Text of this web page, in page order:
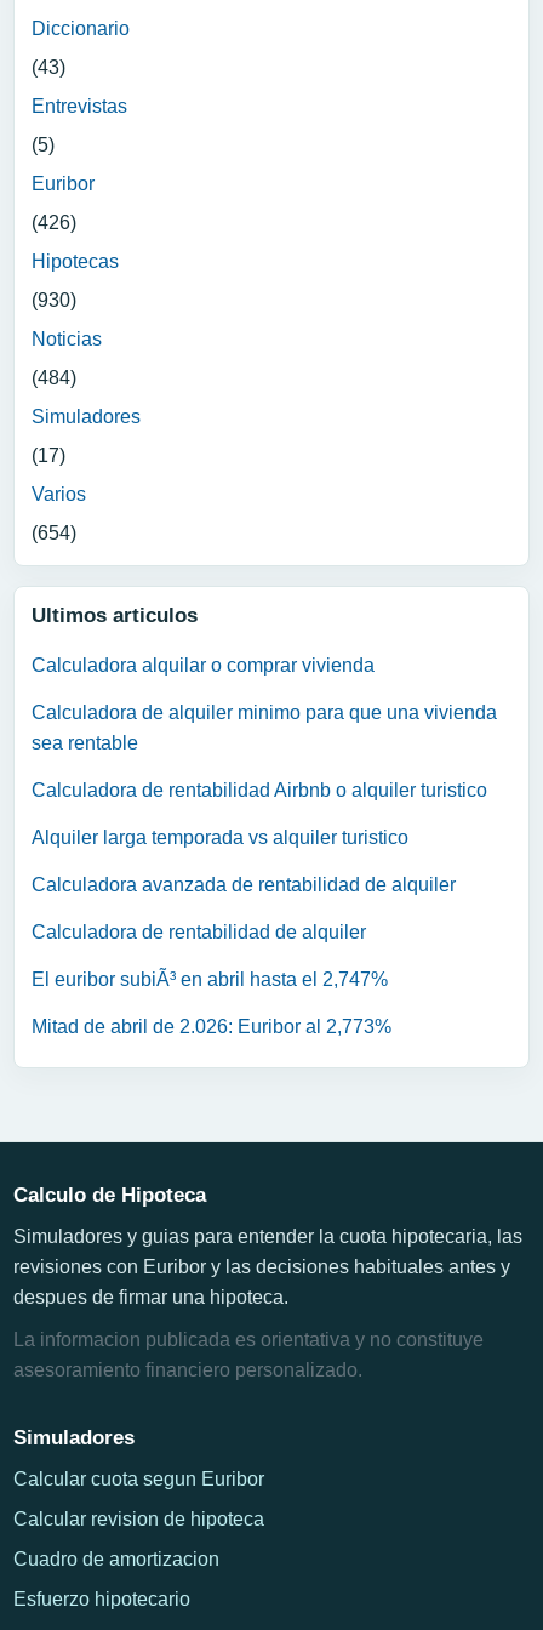
Diccionario
(43)
Entrevistas
(5)
Euribor
(426)
Hipotecas
(930)
Noticias
(484)
Simuladores
(17)
Varios
(654)
Ultimos articulos
Calculadora alquilar o comprar vivienda
Calculadora de alquiler minimo para que una vivienda
sea rentable
Calculadora de rentabilidad Airbnb o alquiler turistico
Alquiler larga temporada vs alquiler turistico
Calculadora avanzada de rentabilidad de alquiler
Calculadora de rentabilidad de alquiler
El euribor subiÃ³ en abril hasta el 2,747%
Mitad de abril de 2.026: Euribor al 2,773%
Calculo de Hipoteca
Simuladores y guias para entender la cuota hipotecaria, las
revisiones con Euribor y las decisiones habituales antes y
despues de firmar una hipoteca.
La informacion publicada es orientativa y no constituye
asesoramiento financiero personalizado.
Simuladores
Calcular cuota segun Euribor
Calcular revision de hipoteca
Cuadro de amortizacion
Esfuerzo hipotecario